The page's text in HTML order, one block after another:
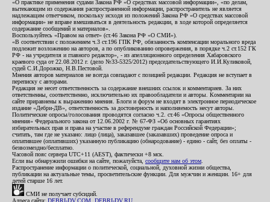
«О практике применения судами Закона РФ «О средствах массовой информации», «по делам,
вытекающим из содержания распространенной информации, распространитель не является
надлежащим ответчиком, поскольку исходя из положений Закона РФ «О средствах массовой
информации» не вправе вмешиваться в деятельность редакции, в ходе которой определяется
содержание сообщений и материалов».
Воспользуйтесь «Правом на ответ» (ст.46 Закона РФ «О СМИ»).
«В соответствии с положением ч.3 ст.196 ГПК РФ, обязанность компенсации морального вреда
подлежит возложению на авторов, а по опубликованию опровержения, в порядке ч.2 ст.152 ГК
РФ - на учредителя и главного редактор», - из апелляционного определения Хабаровского
краевого суда от 22.08.2012 г. (дело №33-5325/2012) председательствующего И.И.Куликовой,
судей С.И.Дорожко, Н.В.Пестовой.
Мнения авторов материалов не всегда совпадают с позицией редакции. Редакция не вступает в
переписку с авторами.
Редакция не несет ответственность за содержание внешних ссылок и комментариев. За них
ответственны, соответственно, исключительно их правообладатели и авторы. Комментарии на
сайте приравнены к выражению мнения. Блоги и форум не входят в электронное периодическое
издание «Дебри-ДВ», ответственность за достоверность и наполняемость несут авторы.
Политические опросы/голосования проводятся согласно ч.2. ст.46 «Опросы общественного
мнения» Федерального закона от 12.06.2002 г. № 67-ФЗ «Об основных гарантиях
избирательных прав и права на участие в референдуме граждан Российской Федерации»;
считать, там где не указано: лицо (лица), заказавшее (заказавших) проведение опроса и
оплатившее (оплативших) указанную публикацию (обнародование) - едино - сайт, без оплаты -
безвозмездно/бесплатно.
Часовой пояс сервера UTC+11 (AEST), фактически +8 мск.
Если вы обнаружили ошибки на сайте, пожалуйста, сообщите нам об этом
Распространение информации о политической, социальной, духовной жизни общества,
публикации на актуальные темы, просветительские функции. Для мужчин и женщин. 16+ для
детей старше 16 лет.
СМИ не получает субсидий.
Адреса сайта: DEBRI-DV.COM DEBRI-DV.RU